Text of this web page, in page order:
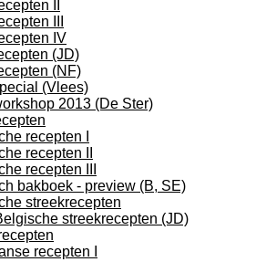
II
III
IV
(JD)
(NF)
(Vlees)
2013 (De Ster)
recepten I
recepten II
recepten III
bakboek - preview (B, SE)
streekrecepten
streekrecepten (JD)
recepten I